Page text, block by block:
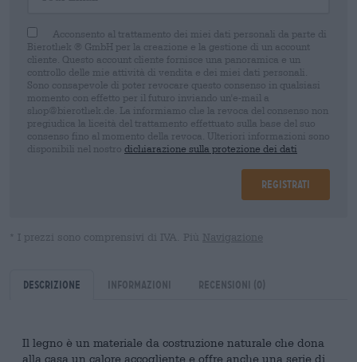
Acconsento al trattamento dei miei dati personali da parte di
Bierothek ® GmbH per la creazione e la gestione di un account
cliente. Questo account cliente fornisce una panoramica e un
controllo delle mie attività di vendita e dei miei dati personali.
Sono consapevole di poter revocare questo consenso in qualsiasi
momento con effetto per il futuro inviando un'e-mail a
shop@bierothek.de. La informiamo che la revoca del consenso non
pregiudica la liceità del trattamento effettuato sulla base del suo
consenso fino al momento della revoca. Ulteriori informazioni sono
disponibili nel nostro dichiarazione sulla protezione dei dati
Registrati
* I prezzi sono comprensivi di IVA. Più Navigazione
Descrizione Informazioni Recensioni (0)
Il legno è un materiale da costruzione naturale che dona
alla casa un calore accogliente e offre anche una serie di